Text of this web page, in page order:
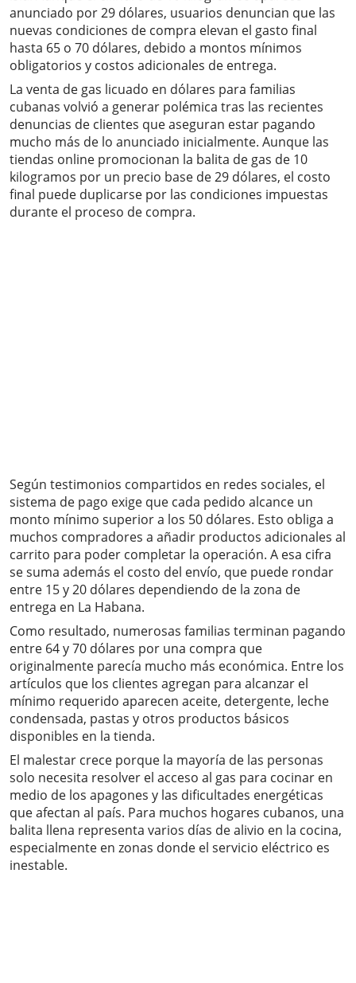
anunciado por 29 dólares, usuarios denuncian que las
nuevas condiciones de compra elevan el gasto final
hasta 65 o 70 dólares, debido a montos mínimos
obligatorios y costos adicionales de entrega.
La venta de gas licuado en dólares para familias
cubanas volvió a generar polémica tras las recientes
denuncias de clientes que aseguran estar pagando
mucho más de lo anunciado inicialmente. Aunque las
tiendas online promocionan la balita de gas de 10
kilogramos por un precio base de 29 dólares, el costo
final puede duplicarse por las condiciones impuestas
durante el proceso de compra.
Según testimonios compartidos en redes sociales, el
sistema de pago exige que cada pedido alcance un
monto mínimo superior a los 50 dólares. Esto obliga a
muchos compradores a añadir productos adicionales al
carrito para poder completar la operación. A esa cifra
se suma además el costo del envío, que puede rondar
entre 15 y 20 dólares dependiendo de la zona de
entrega en La Habana.
Como resultado, numerosas familias terminan pagando
entre 64 y 70 dólares por una compra que
originalmente parecía mucho más económica. Entre los
artículos que los clientes agregan para alcanzar el
mínimo requerido aparecen aceite, detergente, leche
condensada, pastas y otros productos básicos
disponibles en la tienda.
El malestar crece porque la mayoría de las personas
solo necesita resolver el acceso al gas para cocinar en
medio de los apagones y las dificultades energéticas
que afectan al país. Para muchos hogares cubanos, una
balita llena representa varios días de alivio en la cocina,
especialmente en zonas donde el servicio eléctrico es
inestable.